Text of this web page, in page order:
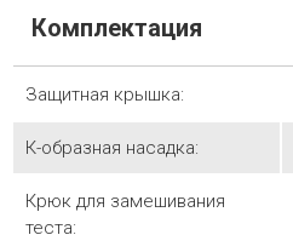
Комплектация
Защитная крышка:
К-образная насадка:
Крюк для замешивания
теста: